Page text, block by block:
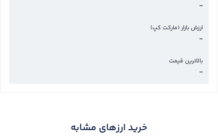
-
ارزش بازار (مارکت کپ)
-
بالاترین قیمت
-
خرید ارزهای مشابه